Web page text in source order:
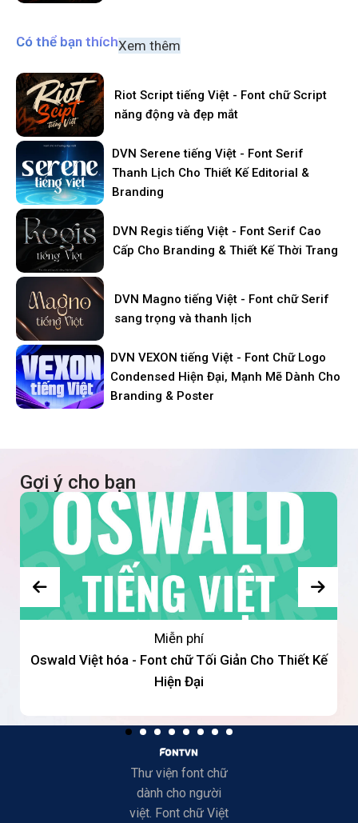
Có thể bạn thíchXem thêm
Riot Script tiếng Việt - Font chữ Script
năng động và đẹp mắt
DVN Serene tiếng Việt - Font Serif
Thanh Lịch Cho Thiết Kế Editorial &
Branding
DVN Regis tiếng Việt - Font Serif Cao
Cấp Cho Branding & Thiết Kế Thời Trang
DVN Magno tiếng Việt - Font chữ Serif
sang trọng và thanh lịch
DVN VEXON tiếng Việt - Font Chữ Logo
Condensed Hiện Đại, Mạnh Mẽ Dành Cho
Branding & Poster
Gợi ý cho bạn
Miễn phí
Oswald Việt hóa - Font chữ Tối Giản Cho Thiết Kế
Hiện Đại
Thư viện font chữ
dành cho người
việt. Font chữ Việt